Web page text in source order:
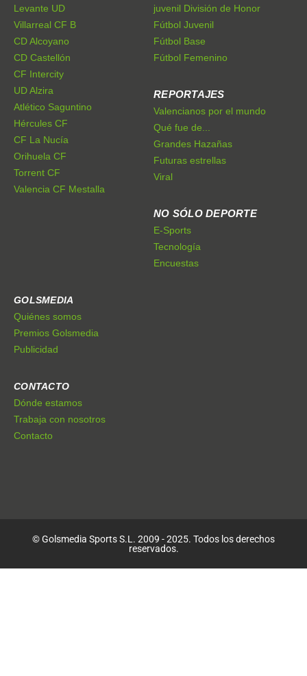
Levante UD
Villarreal CF B
CD Alcoyano
CD Castellón
CF Intercity
UD Alzira
Atlético Saguntino
Hércules CF
CF La Nucía
Orihuela CF
Torrent CF
Valencia CF Mestalla
juvenil División de Honor
Fútbol Juvenil
Fútbol Base
Fútbol Femenino
REPORTAJES
Valencianos por el mundo
Qué fue de...
Grandes Hazañas
Futuras estrellas
Viral
NO SÓLO DEPORTE
E-Sports
Tecnología
Encuestas
GOLSMEDIA
Quiénes somos
Premios Golsmedia
Publicidad
CONTACTO
Dónde estamos
Trabaja con nosotros
Contacto
© Golsmedia Sports S.L. 2009 - 2025. Todos los derechos
reservados.